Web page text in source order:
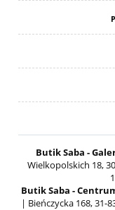
Butik Saba -
Wielkopolskich 18,
Butik Saba -
| Bieńczycka 168, 31-